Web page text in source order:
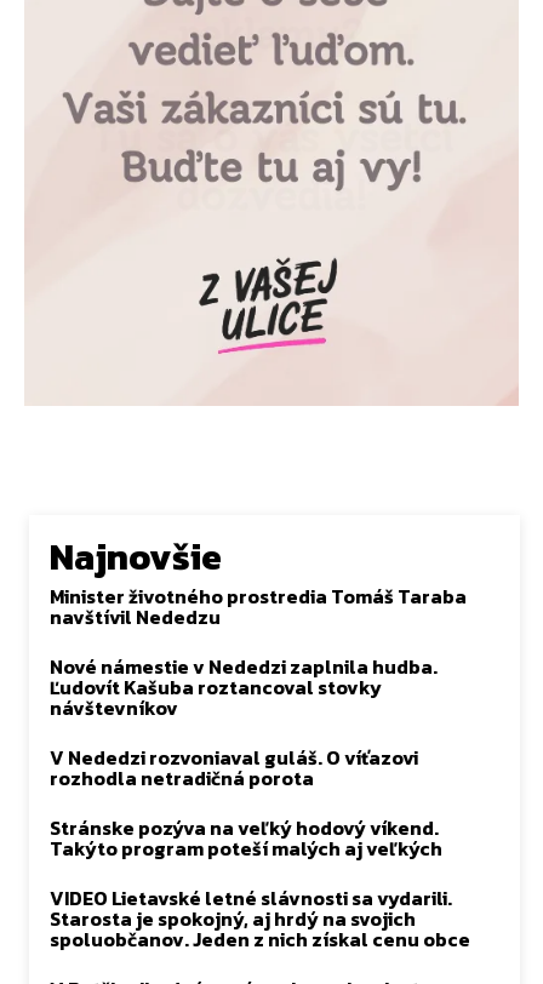
Najnovšie
Minister životného prostredia Tomáš Taraba
navštívil Nededzu
Nové námestie v Nededzi zaplnila hudba.
Ľudovít Kašuba roztancoval stovky
návštevníkov
V Nededzi rozvoniaval guláš. O víťazovi
rozhodla netradičná porota
Stránske pozýva na veľký hodový víkend.
Takýto program poteší malých aj veľkých
VIDEO Lietavské letné slávnosti sa vydarili.
Starosta je spokojný, aj hrdý na svojich
spoluobčanov. Jeden z nich získal cenu obce